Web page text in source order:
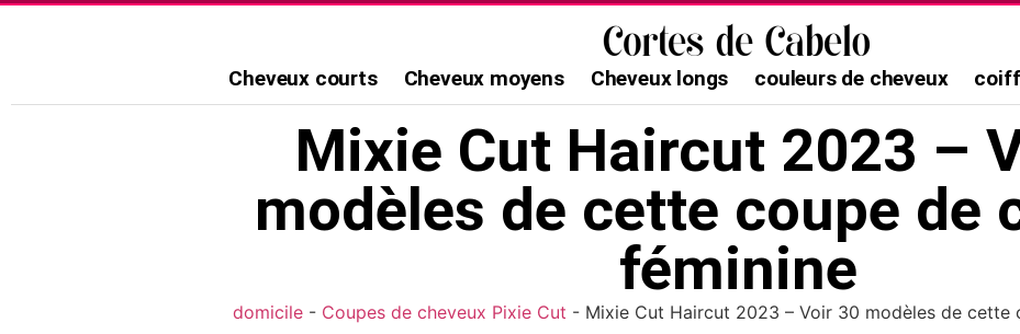
Cheveux courts Cheveux moyens Cheveux longs couleurs de cheveux
Mixie Cut Haircut 2023 –
modèles de cette coupe de
féminine
domicile- Coupes de cheveux Pixie Cut - Mixie Cut Haircut 2023 – Voir 30 modèles de cette